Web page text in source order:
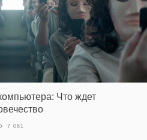
Что ждет
7 061